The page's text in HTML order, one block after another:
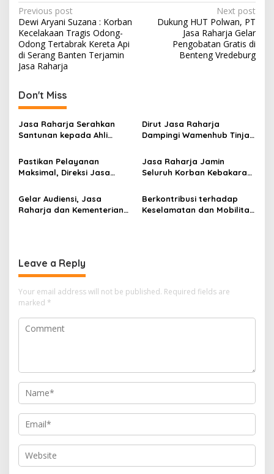
Post
navigation
Previous post
Dewi Aryani Suzana : Korban
Kecelakaan Tragis Odong-
Odong Tertabrak Kereta Api
di Serang Banten Terjamin
Jasa Raharja
Next post
Dukung HUT Polwan, PT
Jasa Raharja Gelar
Pengobatan Gratis di
Benteng Vredeburg
Don't Miss
Jasa Raharja Serahkan
Santunan kepada Ahli
KM Mutiara Sentosa II
Dirut Jasa Raharja
Dampingi Wamenhub Tinjau
Mutiara Sentosa II di RS
PHC Surabaya
Pastikan Pelayanan
Maksimal, Direksi Jasa
Kebakaran KM Mutiara
Sentosa II
Jasa Raharja Jamin
Seluruh Korban Kebakaran
Perairan Sumenep
Gelar Audiensi, Jasa
Raharja dan Kementerian
Berkontribusi terhadap
Keselamatan dan Mobilitas
Leave a Reply
Your email address will not be published. Required fields are
marked *